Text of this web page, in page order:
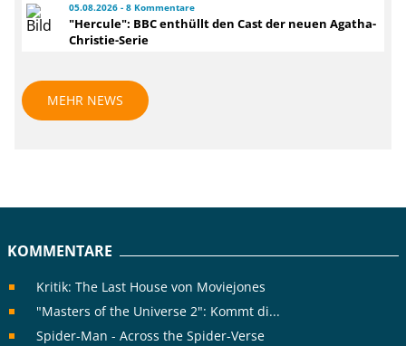
05.08.2026 - 8 Kommentare
"Hercule": BBC enthüllt den Cast der neuen Agatha-
Christie-Serie
MEHR NEWS
KOMMENTARE
Kritik: The Last House von Moviejones
"Masters of the Universe 2": Kommt di...
Spider-Man - Across the Spider-Verse